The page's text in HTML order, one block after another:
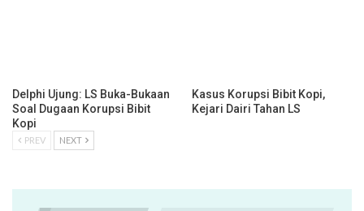
Delphi Ujung: LS Buka-Bukaan
Soal Dugaan Korupsi Bibit
Kopi
Kasus Korupsi Bibit Kopi,
Kejari Dairi Tahan LS
PREV NEXT